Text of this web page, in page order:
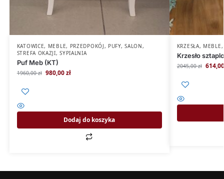
KATOWICE, MEBLE, PRZEDPOKÓJ, PUFY,SALON,
STREFA OKAZJI,SYPIALNIA
Puf Meb (KT)
1960,00zł 980,00zł
Dodaj do koszyka
KRZESŁA, MEBLE
Krzesło
2045,00zł